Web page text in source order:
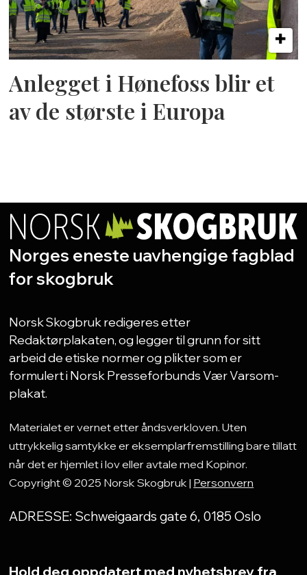
Anlegget i Hønefoss blir et
av de største i Europa
Norges eneste uavhengige fagblad
for skogbruk
Norsk Skogbruk redigeres etter
Redaktørplakaten, og legger til grunn for sitt
arbeid de etiske normer og plikter som er
formulert i Norsk Presseforbunds Vær Varsom-
plakat.
Materialet er vernet etter åndsverkloven. Uten
uttrykkelig samtykke er eksemplarfremstilling bare tillatt
når det er hjemlet i lov eller avtale med Kopinor.
Copyright © 2025 Norsk Skogbruk | Personvern
ADRESSE: Schweigaards gate 6, 0185 Oslo
Hold deg oppdatert med nyhetsbrev fra